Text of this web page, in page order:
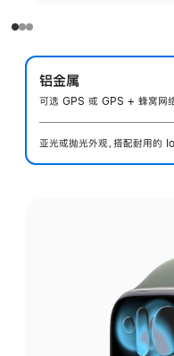
铝金属
可选 GPS 或 GPS + 蜂窝网
亚光或抛光外观，搭配耐用的